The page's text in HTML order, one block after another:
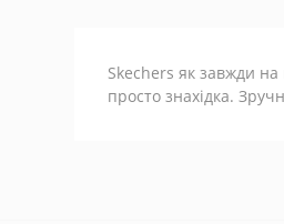
Skechers як завжди
просто знахідка.